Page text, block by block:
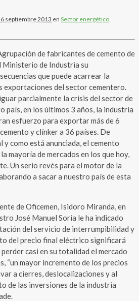
6 septiembre 2013 en Sector energético
de fabricantes de cemento de
Ministerio de Industria su
que puede acarrear la
del sector cementero.
parcialmente la crisis del sector de
país, en los últimos 3 años, la industria
esfuerzo para exportar más de 6
y clínker a 36 países. De
como está anunciada, el cemento
mayoría de mercados en los que hoy,
Un serio revés para el motor de la
a sacar a nuestro país de esta
de Oficemen, Isidoro Miranda, en
José Manuel Soria le ha indicado
del servicio de interrumpibilidad y
del precio final eléctrico significará
casi en su totalidad el mercado
“un mayor incremento de los precios
a cierres, deslocalizaciones y al
de las inversiones de la industria